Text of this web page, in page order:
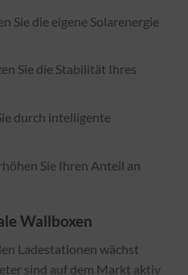
Sie die eigene Solarenergie
Sie die Stabilität Ihres
durch intelligente
Sie Ihren Anteil an
Wallboxen
Ladestationen wächst
sind auf dem Markt aktiv